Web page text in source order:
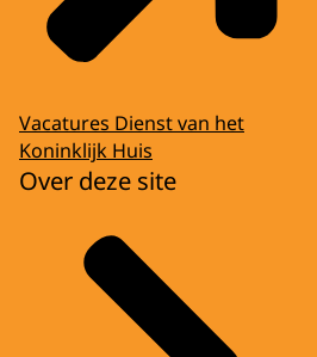
Vacatures Dienst van het
Koninklijk Huis
Over deze site